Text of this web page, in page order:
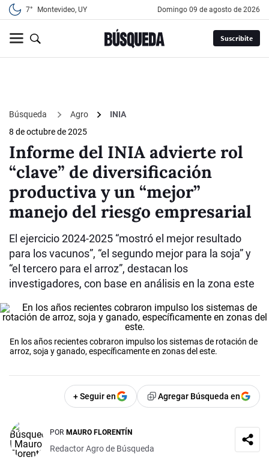
7° Montevideo, UY domingo 09 de agosto de 2026
Suscribite
Búsqueda Agro
INIA
8 de octubre de 2025
Informe del INIA advierte rol
“clave” de diversificación
productiva y un “mejor”
manejo del riesgo empresarial
El ejercicio 2024-2025 “mostró el mejor resultado
para los vacunos”, “el segundo mejor para la soja” y
“el tercero para el arroz”, destacan los
investigadores, con base en análisis en la zona este
En los años recientes cobraron impulso los sistemas de rotación de
arroz, soja y ganado, específicamente en zonas del este.
+ Seguir en Agregar Búsqueda en
POR MAURO FLORENTÍN
Redactor Agro de Búsqueda